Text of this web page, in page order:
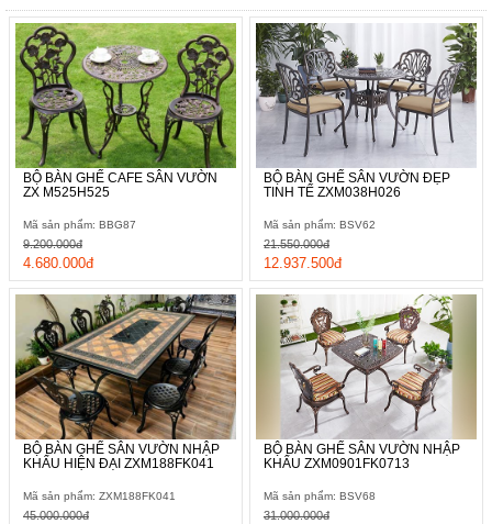
BỘ BÀN GHẾ CAFE SÂN VƯỜN
ZX M525H525
Mã sản phẩm: BBG87
4.680.000đ
9.200.000đ
BỘ BÀN GHẾ SÂN VƯỜN ĐẸP
TINH TẾ ZXM038H026
Mã sản phẩm: BSV62
12.937.500đ
21.550.000đ
BỘ BÀN GHẾ SÂN VƯỜN NHẬP
KHẨU HIỆN ĐẠI ZXM188FK041
Mã sản phẩm: ZXM188FK041
45.000.000đ
BỘ BÀN GHẾ SÂN VƯỜN NHẬP
KHẨU ZXM0901FK0713
Mã sản phẩm: BSV68
31.000.000đ